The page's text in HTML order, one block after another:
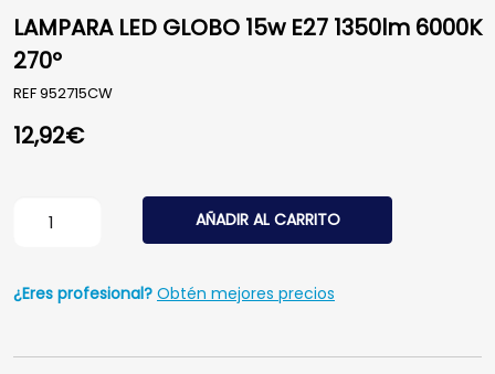
LAMPARA LED GLOBO 15w E27 1350lm 6000K
270º
REF952715CW
12,92€
LAMPARA LED GLOBO 15w E27 1350lm 6000K 270º
AÑADIR AL CARRITO
¿Eres profesional? Obtén mejores precios